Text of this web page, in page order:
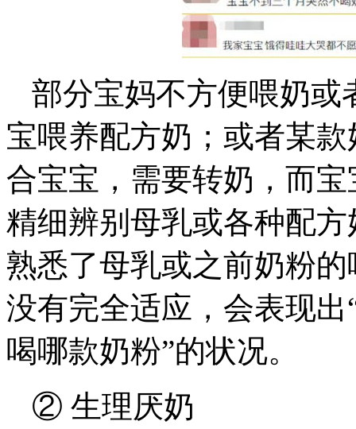
部分宝妈不方便喂奶或
宝喂养配方奶；或者某
合宝宝，需要转奶，而
精细辨别母乳或各种配
熟悉了母乳或之前奶粉
没有完全适应，会表现
喝哪款奶粉”的状况。
② 生理厌奶